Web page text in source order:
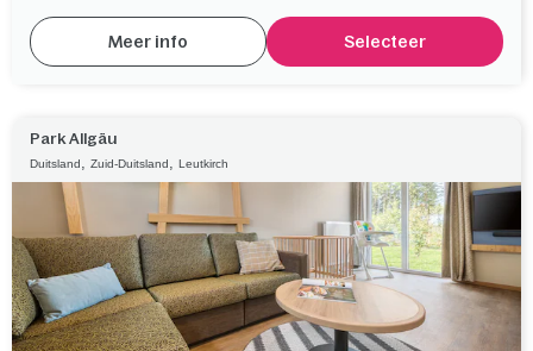
Meer info Selecteer
Park Allgäu
Duitsland Zuid-Duitsland Leutkirch